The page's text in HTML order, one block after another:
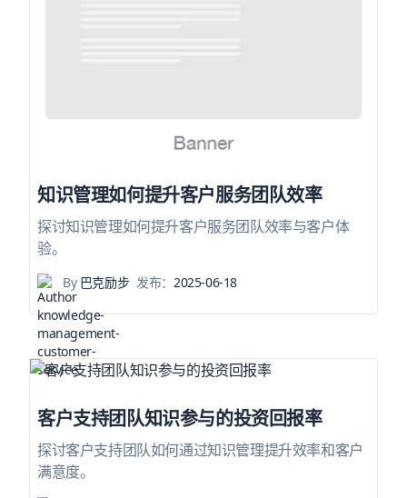
知识管理如何提升客户服务团队效率
探讨知识管理如何提升客户服务团队效率与客户体
验。
By巴克励步 发布：2025-06-18
客户支持团队知识参与的投资回报率
探讨客户支持团队如何通过知识管理提升效率和客户
满意度。